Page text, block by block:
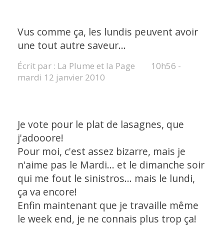
Vus comme ça, les lundis peuvent avoir
une tout autre saveur...
Écrit par : La Plume et la Page 10h56 -
mardi 12 janvier 2010
Je vote pour le plat de lasagnes, que
j'adooore!
Pour moi, c'est assez bizarre, mais je
n'aime pas le Mardi... et le dimanche soir
qui me fout le sinistros... mais le lundi,
ça va encore!
Enfin maintenant que je travaille même
le week end, je ne connais plus trop ça!